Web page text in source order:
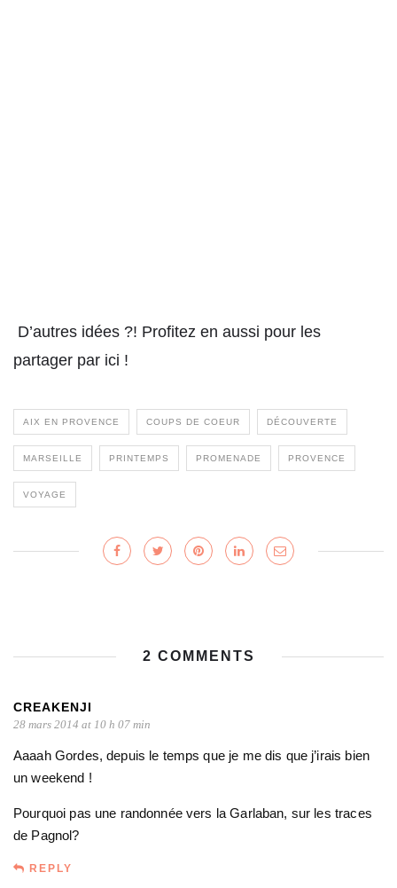
D’autres idées ?! Profitez en aussi pour les
partager par ici !
AIX EN PROVENCE COUPS DE COEUR DÉCOUVERTE
MARSEILLE PRINTEMPS PROMENADE PROVENCE
VOYAGE
2 COMMENTS
CREAKENJI
28 mars 2014 at 10 h 07 min
Aaaah Gordes, depuis le temps que je me dis que j’irais bien
un weekend !
Pourquoi pas une randonnée vers la Garlaban, sur les traces
de Pagnol?
REPLY